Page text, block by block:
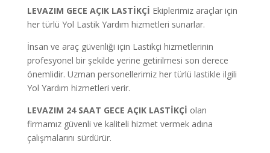
LEVAZIM GECE AÇIK LASTİKÇİ Ekiplerimiz araçlar için
her türlü Yol Lastik Yardım hizmetleri sunarlar.
İnsan ve araç güvenliği için Lastikçi hizmetlerinin
profesyonel bir şekilde yerine getirilmesi son derece
önemlidir. Uzman personellerimiz her türlü lastikle ilgili
Yol Yardım hizmetleri verir.
LEVAZIM 24 SAAT GECE AÇIK LASTİKÇİ olan
firmamız güvenli ve kaliteli hizmet vermek adına
çalışmalarını sürdürür.